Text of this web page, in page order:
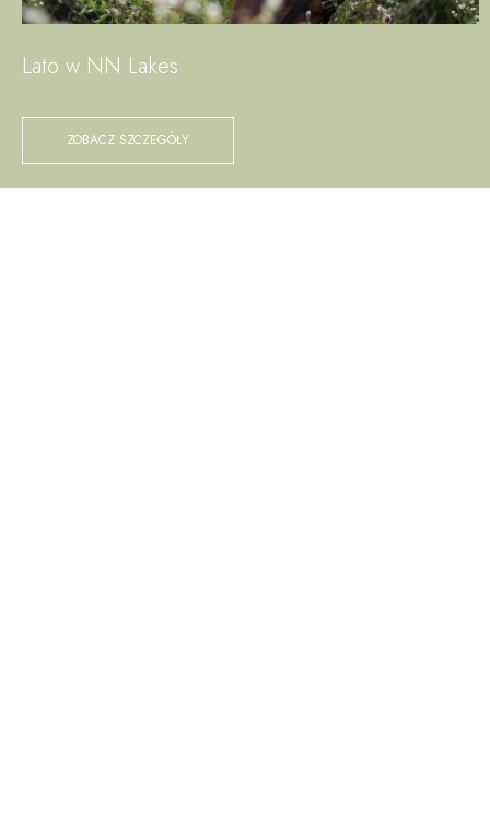
Lato w NN Lakes
ZOBACZ SZCZEGÓŁY